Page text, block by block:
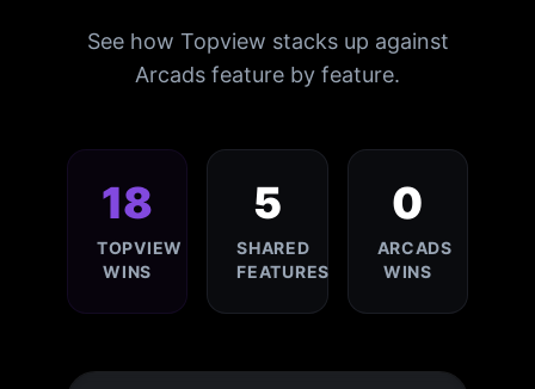
See how Topview stacks up against
Arcads feature by feature.
18
TOPVIEW
WINS
5
SHARED
FEATURES
0
ARCADS
WINS